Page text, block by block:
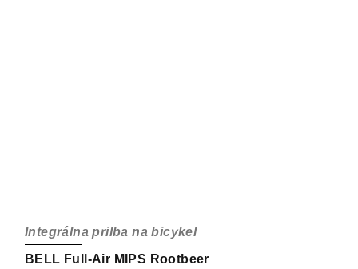
BELL Full-Air MIPS Rootbeer
Integrálna prilba na bicykel